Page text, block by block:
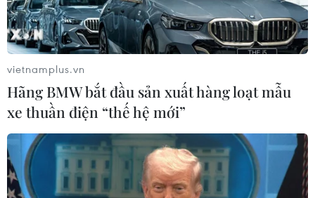
vietnamplus.vn
Hãng BMW bắt đầu sản xuất hàng loạt mẫu
xe thuần điện “thế hệ mới”